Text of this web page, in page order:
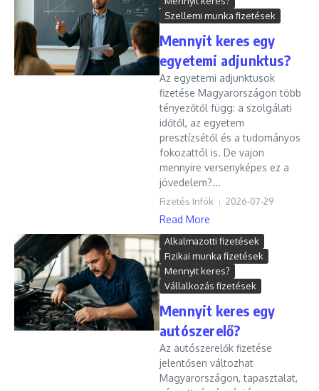
Szellemi munka fizetések
Mennyit keres egy
egyetemi adjunktus?
Az egyetemi adjunktusok
fizetése Magyarországon több
tényezőtől függ: a szolgálati
időtől, az egyetem
presztízsétől és a tudományos
fokozattól is. De vajon
mennyire versenyképes ez a
jövedelem?...
Fizetés Infók 2026-07-29
Read More
Alkalmazotti fizetések
Fizikai munka fizetések
Mennyit keres?
Vállalkozás fizetések
Mennyit keres egy
autószerelő?
Az autószerelők fizetése
jelentősen változhat
Magyarországon, tapasztalat,